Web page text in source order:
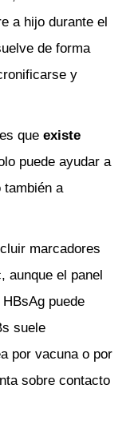
a hijo durante el
de forma
y
que existe
puede ayudar a
también a
marcadores
aunque el panel
puede
suele
por vacuna o por
sobre contacto